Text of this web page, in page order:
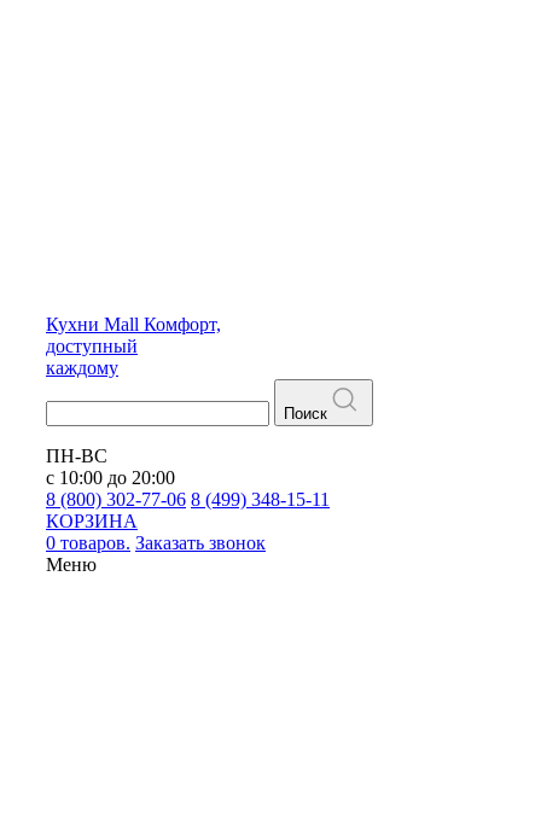
Кухни Mall Комфорт,
доступный
каждому
Поиск
ПН-ВС
с 10:00 до 20:00
8 (800) 302-77-06 8 (499) 348-15-11
КОРЗИНА
0 товаров. Заказать звонок
Меню